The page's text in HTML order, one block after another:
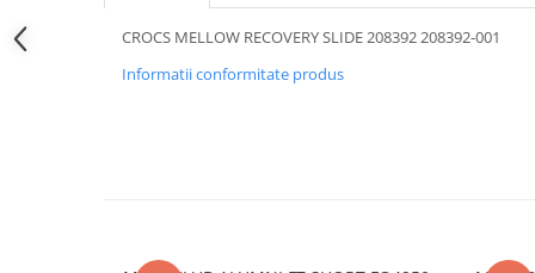
CROCS MELLOW RECOVERY SLIDE 208392 208392-001
Informatii conformitate produs